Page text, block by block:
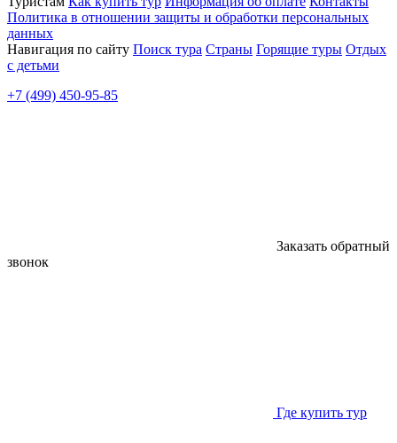
Политика в отношении защиты и обработки персональных
данных
Навигация по сайту Поиск тура Страны Горящие туры Отдых
с детьми
+7 (499) 450-95-85
Заказать обратный
звонок
Где купить тур